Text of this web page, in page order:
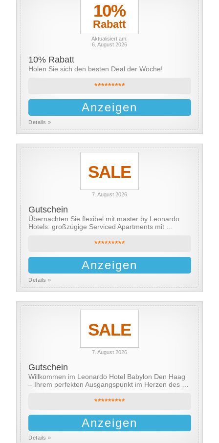
10%
Rabatt
Aktualisiert am:
6. August 2026
10% Rabatt
Holen Sie sich den besten Deal der Woche!
*********
Anzeigen
Details »
SALE
7. August 2026
Gutschein
Übernachten Sie flexibel mit master by Leonardo
Hotels: großzügige Serviced Apartments mit …
*********
Anzeigen
Details »
SALE
7. August 2026
Gutschein
Willkommen im Leonardo Hotel Babylon Den Haag
– Ihrem perfekten Ausgangspunkt im Herzen des …
*********
Anzeigen
Details »